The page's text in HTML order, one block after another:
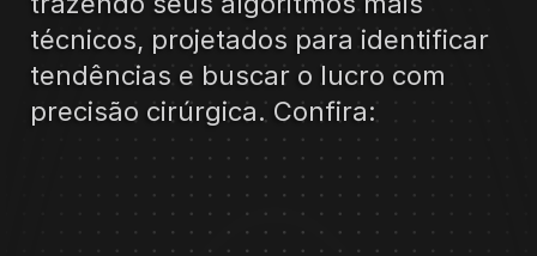
técnicos, projetados para identificar
tendências e buscar o lucro com
precisão cirúrgica. Confira: